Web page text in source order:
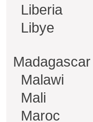
Liberia
Libye
Madagascar
Malawi
Mali
Maroc